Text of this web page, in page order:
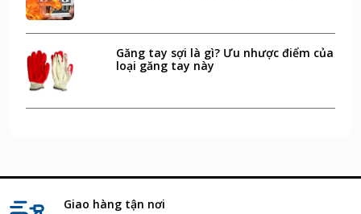
Găng tay sợi là gì? Ưu nhược điểm của
loại găng tay này
Giao hàng tận nơi